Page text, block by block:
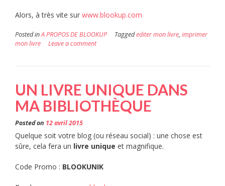
Alors, à très vite sur www.blookup.com
Posted inA PROPOS DE BLOOKUP Taggedediter mon livre, imprimer
mon livre
Leave a comment
UN LIVRE UNIQUE DANS
MA BIBLIOTHÈQUE
Posted on 12 avril 2015
Quelque soit votre blog (ou réseau social) : une chose est
sûre, cela fera un livre unique et magnifique.
Code Promo : BLOOKUNIK